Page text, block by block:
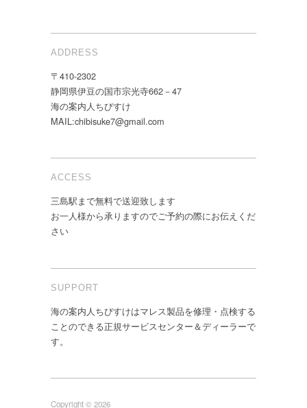
ADDRESS
〒410-2302
静岡県伊豆の国市宗光寺662－47
海の案内人ちびすけ
MAIL:chibisuke7@gmail.com
ACCESS
三島駅まで無料で送迎致します
お一人様から承りますのでご予約の際にお伝えくだ
さい
SUPPORT
海の案内人ちびすけはマレス製品を修理・点検する
ことのできる正規サービスセンター＆ディーラーで
す。
Copyright © 2026